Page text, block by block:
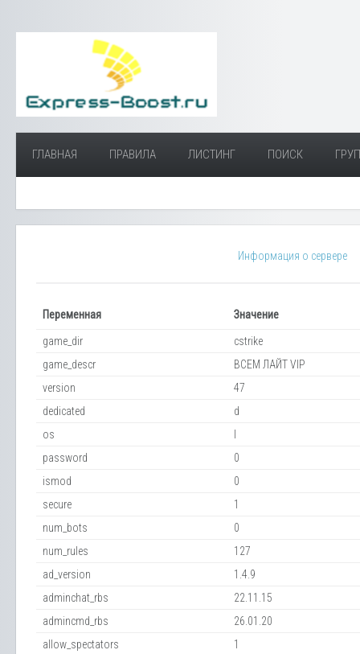
ГЛАВНАЯ ПРАВИЛА ЛИСТИНГ ПОИСК
Информация о сервере
Переменная Значение
game_dir
cstrike
game_descr
ВСЕМ ЛАЙТ VIP
version
47
dedicated
d
os
password
0
ismod
0
secure
1
num_bots
0
num_rules
127
ad_version
1.4.9
adminchat_rbs
22.11.15
admincmd_rbs
26.01.20
allow_spectators
1